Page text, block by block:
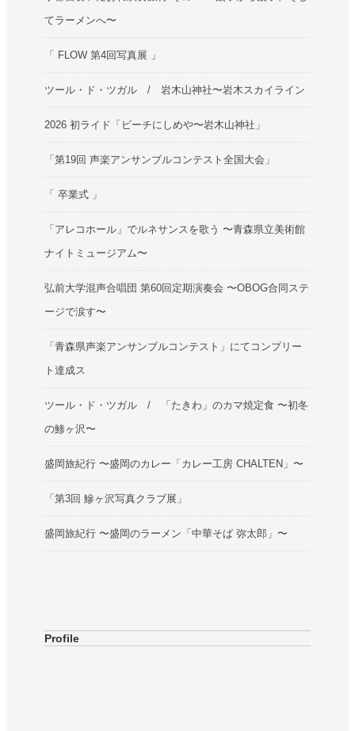
てラーメンへ〜
「 FLOW 第4回写真展 」
ツール・ド・ツガル / 岩木山神社〜岩木スカイライン
2026 初ライド「ビーチにしめや〜岩木山神社」
「第19回 声楽アンサンブルコンテスト全国大会」
「 卒業式 」
「アレコホール」でルネサンスを歌う 〜青森県立美術館
ナイトミュージアム〜
弘前大学混声合唱団 第60回定期演奏会 〜OBOG合同ステ
ージで涙す〜
「青森県声楽アンサンブルコンテスト」にてコンプリー
ト達成ス
ツール・ド・ツガル / 「たきわ」のカマ焼定食 〜初冬
の鯵ヶ沢〜
盛岡旅紀行 〜盛岡のカレー「カレー工房 CHALTEN」〜
「第3回 鰺ヶ沢写真クラブ展」
盛岡旅紀行 〜盛岡のラーメン「中華そば 弥太郎」〜
Profile